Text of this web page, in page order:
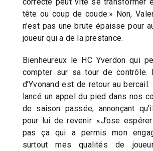
tête ou coup de coude.» Non,
n’est pas une brute épaisse pour
joueur qui a de la prestance.
Bienheureux le HC Yverdon qui
compter sur sa tour de contrôle.
d’Yvonand est de retour au
lancé un appel du pied dans nos
de saison passée, annonçant
pour lui de revenir. «J’ose
pas ça qui a permis mon
surtout mes qualités de